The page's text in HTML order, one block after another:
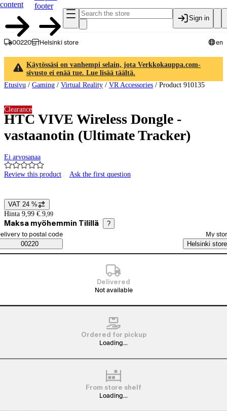
content
footer
Sign in
00220 Helsinki store en
Käytössäsi on vanhempi selain, jota Verkkokauppa.com-
sivusto ei enää tue. Lue lisää täältä.
Etusivu / Gaming / Virtual Reality / VR Accessories / Product 910135
HTC VIVE Wireless Dongle -
vastaanotin (Ultimate Tracker)
Ei arvosanaa
Review this product Ask the first question
Clearance
Price details
VAT 24 %
Hinta 9,99 €. 9,99
Maksa myöhemmin Tilillä ?
Saatavuustiedot
order method
to postal code
00220
My
Helsinki store
Delivered
Not available
Ordered for pickup
Loading...
From store shelf
Loading...